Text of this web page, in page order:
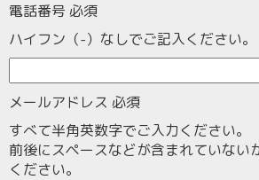
電話番号 必須
ハイフン（-）なしでご記入ください。
メールアドレス 必須
すべて半角英数字でご入力ください。
前後にスペースなどが含まれていない
ください。